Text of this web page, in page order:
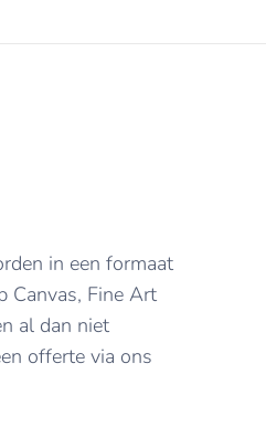
in een formaat
Canvas, Fine Art
al dan niet
offerte via ons